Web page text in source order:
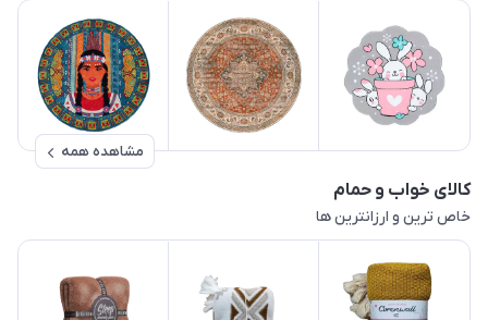
مشاهده همه
کالای خواب و حمام
خاص ترین و ارزانترین ها